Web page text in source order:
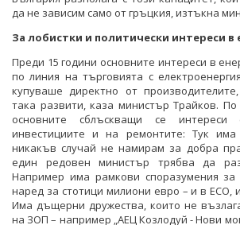
да не зависим само от гръцкия, изтъкна
За лобистки и политически интереси в
Преди 15 години основните интереси в
по линия на търговията с
купуваше директно от
така развити, каза министър Трайков. По
основните сблъскващи се
инвестициите и на ремонтите: Тук
никакъв случай не намирам за добра
един редовен министър трябва да
Например има рамкови споразумения за
наред за стотици милиони евро – и в ЕСО, и
Има дъщерни дружества, които не
на ЗОП – например „АЕЦ Козлодуй - Нови